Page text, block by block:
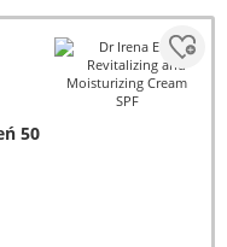
50